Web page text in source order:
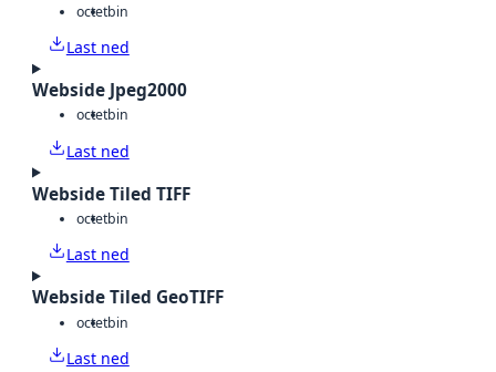
octetbin
Last ned
Webside Jpeg2000
octetbin
Last ned
Webside Tiled TIFF
octetbin
Last ned
Webside Tiled GeoTIFF
octetbin
Last ned